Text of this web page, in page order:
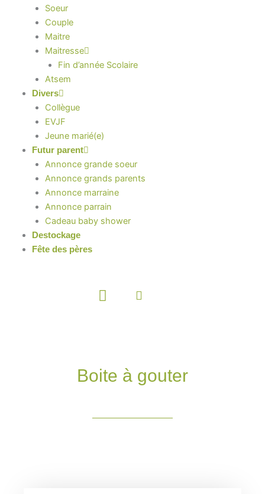
Soeur
Couple
Maitre
Maitresse
Fin d’année Scolaire
Atsem
Divers
Collègue
EVJF
Jeune marié(e)
Futur parent
Annonce grande soeur
Annonce grands parents
Annonce marraine
Annonce parrain
Cadeau baby shower
Destockage
Fête des pères
Panier
Boite à gouter